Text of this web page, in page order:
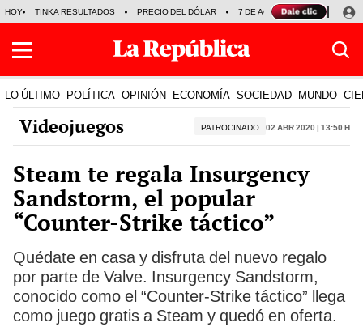
HOY TINKA RESULTADOS PRECIO DEL DÓLAR 7 DE AGOSTO OLLANTA
LO ÚLTIMO POLÍTICA OPINIÓN ECONOMÍA SOCIEDAD MUNDO
Videojuegos PATROCINADO 02 Abr 2020 | 13:50 h
Steam te regala Insurgency
Sandstorm, el popular
“Counter-Strike táctico”
Quédate en casa y disfruta del nuevo regalo
por parte de Valve. Insurgency Sandstorm,
conocido como el “Counter-Strike táctico” llega
como juego gratis a Steam y quedó en oferta.